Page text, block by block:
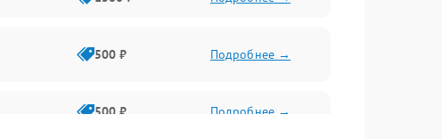
500 ₽ Подробнее →
500 ₽ Подробнее →